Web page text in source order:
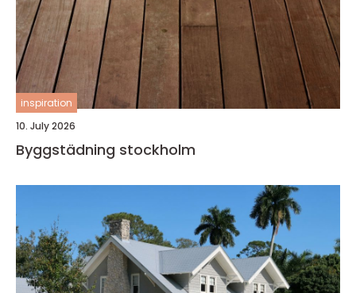
inspiration
10. July 2026
Byggstädning stockholm